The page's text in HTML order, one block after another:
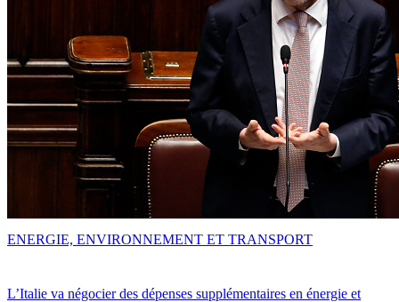
L’Italie va négocier des dépenses supplémentaires en énergie et
ENERGIE, ENVIRONNEMENT ET TRANSPORT